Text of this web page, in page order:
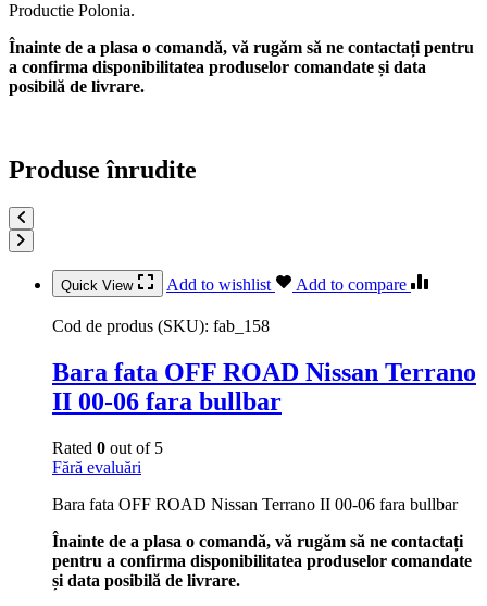
Productie Polonia.
Înainte de a plasa o comandă, vă rugăm să ne contactați pentru
a confirma disponibilitatea produselor comandate și data
posibilă de livrare.
Produse înrudite
Quick View Add to wishlist Add to compare
Cod de produs (SKU): fab_158
Bara fata OFF ROAD Nissan Terrano
II 00-06 fara bullbar
Rated 0 out of 5
Fără evaluări
Bara fata OFF ROAD Nissan Terrano II 00-06 fara bullbar
Înainte de a plasa o comandă, vă rugăm să ne contactați
pentru a confirma disponibilitatea produselor comandate
și data posibilă de livrare.